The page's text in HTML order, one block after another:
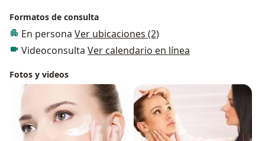
Formatos de consulta
En persona Ver ubicaciones (2)
Videoconsulta Ver calendario en línea
Fotos y videos